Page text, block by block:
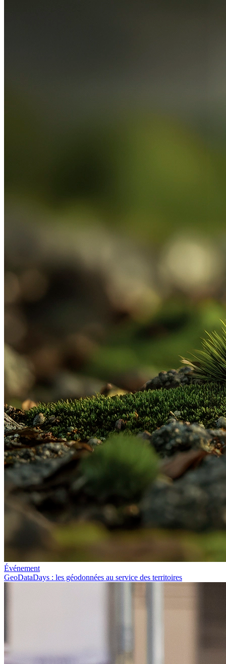
Événement
GeoDataDays : les géodonnées au service des territoires